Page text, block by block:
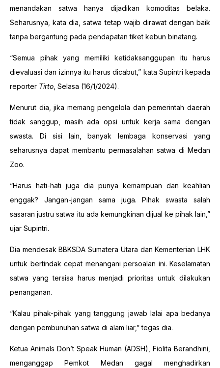
menandakan satwa hanya dijadikan komoditas belaka.
Seharusnya, kata dia, satwa tetap wajib dirawat dengan baik
tanpa bergantung pada pendapatan tiket kebun binatang.
“Semua pihak yang memiliki ketidaksanggupan itu harus
dievaluasi dan izinnya itu harus dicabut,” kata Supintri kepada
reporter Tirto, Selasa (16/1/2024).
Menurut dia, jika memang pengelola dan pemerintah daerah
tidak sanggup, masih ada opsi untuk kerja sama dengan
swasta. Di sisi lain, banyak lembaga konservasi yang
seharusnya dapat membantu permasalahan satwa di Medan
Zoo.
“Harus hati-hati juga dia punya kemampuan dan keahlian
enggak? Jangan-jangan sama juga. Pihak swasta salah
sasaran justru satwa itu ada kemungkinan dijual ke pihak lain,”
ujar Supintri.
Dia mendesak BBKSDA Sumatera Utara dan Kementerian LHK
untuk bertindak cepat menangani persoalan ini. Keselamatan
satwa yang tersisa harus menjadi prioritas untuk dilakukan
penanganan.
“Kalau pihak-pihak yang tanggung jawab lalai apa bedanya
dengan pembunuhan satwa di alam liar,” tegas dia.
Ketua Animals Don’t Speak Human (ADSH), Fiolita Berandhini,
menganggap Pemkot Medan gagal menghadirkan